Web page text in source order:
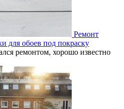
Ремонт
для обоев под покраску
ремонтом, хорошо известно